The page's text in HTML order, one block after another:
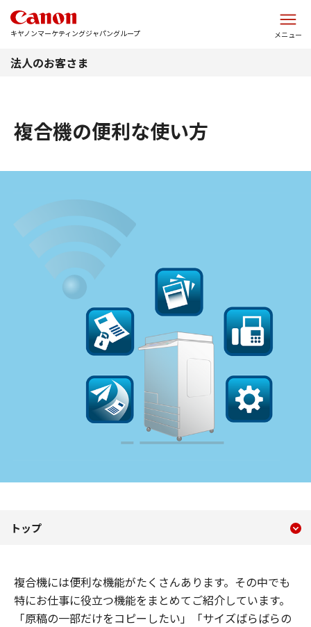
キヤノンマーケティングジャパングループ メニュー
法人のお客さま
複合機の便利な使い方
トップ
複合機には便利な機能がたくさんあります。その中でも
特にお仕事に役立つ機能をまとめてご紹介しています。
「原稿の一部だけをコピーしたい」「サイズばらばらの